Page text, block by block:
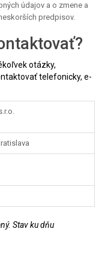
údajov a o zmene a
predpisov.
otázky,
telefonicky, e-
Stav ku dňu